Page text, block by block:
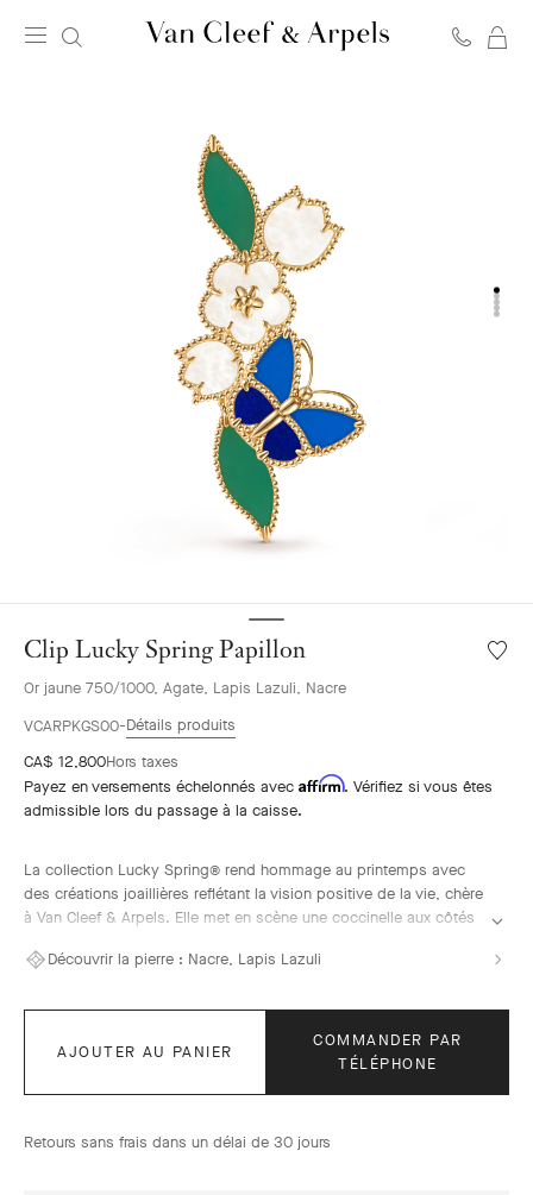
Arpels
Clip Lucky Spring Papillon
Or jaune 750/1000, Agate, Lapis Lazuli, Nacre
Liste
VCARPKGS00 Détails produits
CA$ 12,800Hors taxes
Payez en versements échelonnés avec Affirm. Vérifiez si vous êtes
admissible lors du passage à la caisse.
La collection Lucky Spring® rend hommage au printemps avec
des créations joaillières reflétant la vision positive de la vie, chère
à Van Cleef & Arpels. Elle met en scène une coccinelle aux côtés
délicat, et accueille cette année le papillon.
Découvrir la pierre : Nacre, Lapis Lazuli
AJOUTER AU PANIER
COMMANDER PAR
TÉLÉPHONE
Retours sans frais dans un délai de 30 jours